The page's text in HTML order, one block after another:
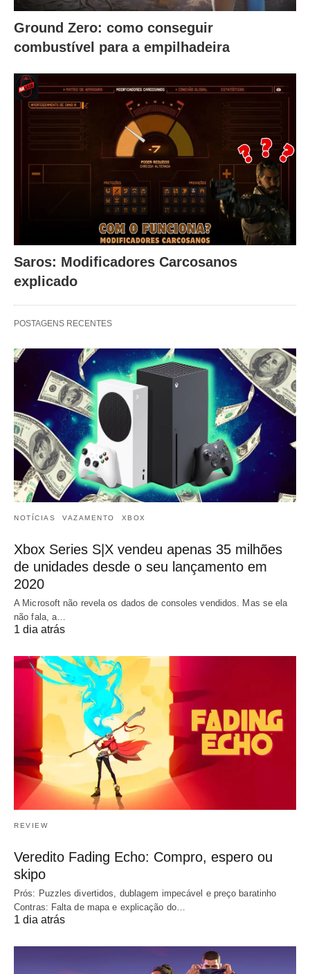
Ground Zero: como conseguir
combustível para a empilhadeira
Saros: Modificadores Carcosanos
explicado
POSTAGENS RECENTES
NOTÍCIAS VAZAMENTO XBOX
Xbox Series S|X vendeu apenas 35 milhões
de unidades desde o seu lançamento em
2020
A Microsoft não revela os dados de consoles vendidos. Mas se ela
não fala, a…
1 dia atrás
REVIEW
Veredito Fading Echo: Compro, espero ou
skipo
Prós: Puzzles divertidos, dublagem impecável e preço baratinho
Contras: Falta de mapa e explicação do…
1 dia atrás